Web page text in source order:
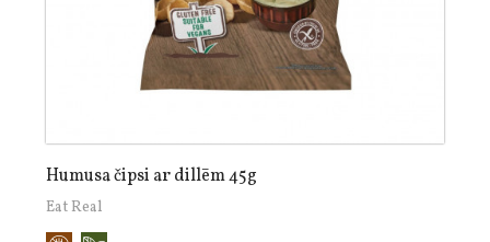
Humusa čipsi ar dillēm 45g
Eat Real